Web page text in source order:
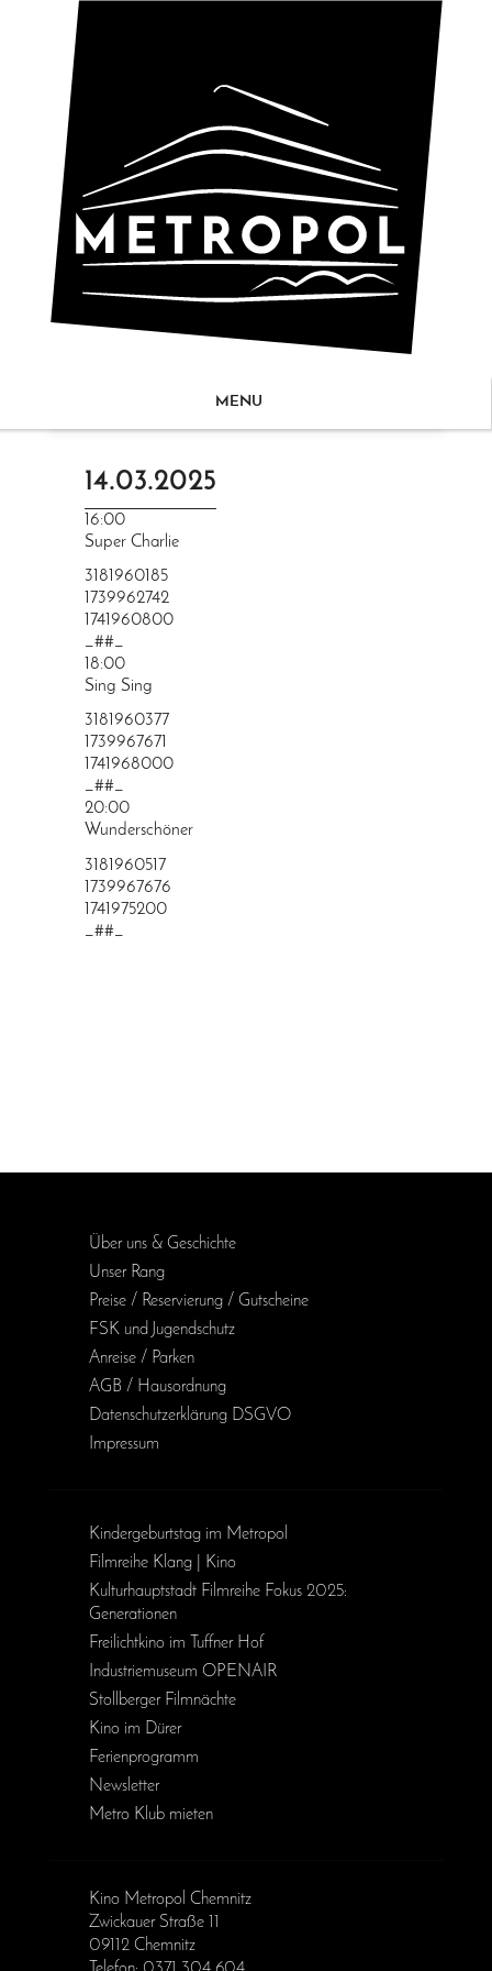
MENU
14.03.2025
16:00
Super Charlie
3181960185
1739962742
1741960800
_##_
18:00
Sing Sing
3181960377
1739967671
1741968000
_##_
20:00
Wunderschöner
3181960517
1739967676
1741975200
_##_
Über uns & Geschichte
Unser Rang
Preise / Reservierung / Gutscheine
FSK und Jugendschutz
Anreise / Parken
AGB / Haus­ordnung
Daten­schutz­erklärung DSGVO
Impressum
Kinder­geburts­tag im Metropol
Filmreihe Klang | Kino
Kulturhauptstadt Filmreihe Fokus 2025:
Generationen
Freilichtkino im Tuffner Hof
Industriemuseum OPENAIR
Stollberger Filmnächte
Kino im Dürer
Ferienprogramm
Newsletter
Metro Klub mieten
Kino Metropol Chemnitz
Zwickauer Straße 11
09112 Chemnitz